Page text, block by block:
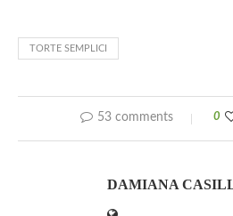
TORTE SEMPLICI
53 comments 0
DAMIANA